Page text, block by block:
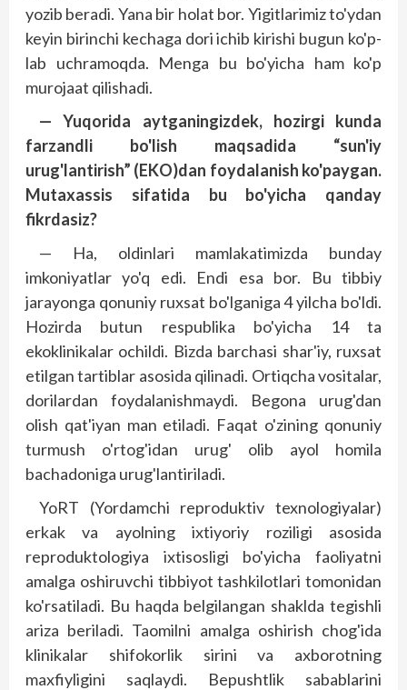
yozib beradi. Yana bir holat bor. Yigitlarimiz to'ydan
keyin birinchi kechaga dori ichib kirishi bugun ko'p­
lab uchramoqda. Menga bu bo'­yicha ham ko'p
murojaat qilishadi.
— Yuqorida aytganingizdek, hozirgi kunda
farzandli bo'lish maqsadida “sun'iy
urug'lantirish” (EKO)dan foydalanish ko'paygan.
Mutaxassis sifatida bu bo'yicha qanday
fikrdasiz?
— Ha, oldinlari mamlakatimizda bunday
imkoniyatlar yo'q edi. Endi esa bor. Bu tibbiy
jarayonga qonuniy ruxsat bo'lganiga 4 yilcha bo'ldi.
Hozirda butun respublika bo'yicha 14 ta
ekoklinikalar ochildi. Bizda barchasi shar'iy, ruxsat
etilgan tartiblar asosida qilinadi. Ortiqcha vositalar,
dorilardan foydalanishmaydi. Begona urug'dan
olish qat'iyan man etiladi. Faqat o'zining qonuniy
turmush o'rtog'idan urug' olib ayol homila
bachadoniga urug'lantiriladi.
YoRT (Yordamchi reproduktiv texnologiyalar)
erkak va ayolning ixtiyoriy roziligi asosida
reproduktologiya ixtisosligi bo'yicha faoliyatni
amalga oshiruvchi tibbiyot tashkilotlari tomonidan
ko'rsatiladi. Bu haqda belgilangan shaklda tegishli
ariza beriladi. Taomilni amalga oshirish chog'ida
klinikalar shifokorlik sirini va axborotning
maxfiyligini saqlaydi. Bepushtlik sabablarini